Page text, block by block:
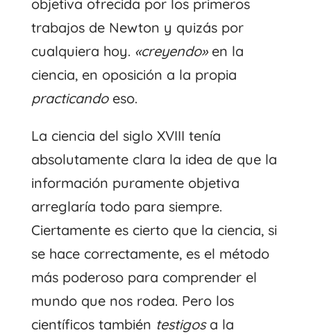
objetiva ofrecida por los primeros
trabajos de Newton y quizás por
cualquiera hoy. «creyendo»en la
ciencia, en oposición a la propia
practicandoeso.
La ciencia del siglo XVIII tenía
absolutamente clara la idea de que la
información puramente objetiva
arreglaría todo para siempre.
Ciertamente es cierto que la ciencia, si
se hace correctamente, es el método
más poderoso para comprender el
mundo que nos rodea. Pero los
científicos también testigosa la